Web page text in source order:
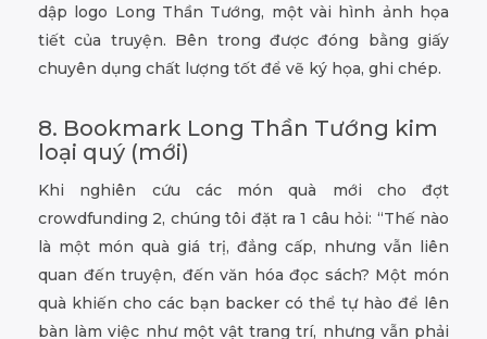
dập logo Long Thần Tướng, một vài hình ảnh họa
tiết của truyện. Bên trong được đóng bằng giấy
chuyên dụng chất lượng tốt để vẽ ký họa, ghi chép.
8. Bookmark Long Thần Tướng kim
loại quý (mới)
Khi nghiên cứu các món quà mới cho đợt
crowdfunding 2, chúng tôi đặt ra 1 câu hỏi: “Thế nào
là một món quà giá trị, đẳng cấp, nhưng vẫn liên
quan đến truyện, đến văn hóa đọc sách? Một món
quà khiến cho các bạn backer có thể tự hào để lên
bàn làm việc như một vật trang trí, nhưng vẫn phải